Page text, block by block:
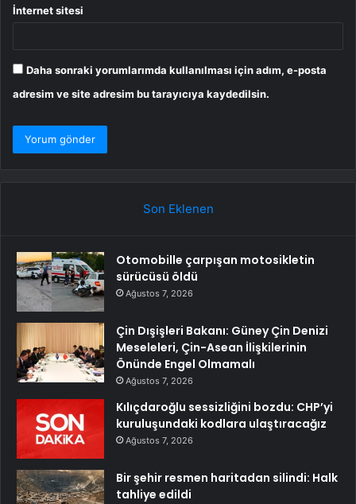
İnternet sitesi
Daha sonraki yorumlarımda kullanılması için adım, e-posta
adresim ve site adresim bu tarayıcıya kaydedilsin.
Son Eklenen
Otomobille çarpışan motosikletin
sürücüsü öldü
Ağustos 7, 2026
Çin Dışişleri Bakanı: Güney Çin Denizi
Meseleleri, Çin-Asean İlişkilerinin
Önünde Engel Olmamalı
Ağustos 7, 2026
Kılıçdaroğlu sessizliğini bozdu: CHP’yi
kuruluşundaki kodlara ulaştıracağız
Ağustos 7, 2026
Bir şehir resmen haritadan silindi: Halk
tahliye edildi